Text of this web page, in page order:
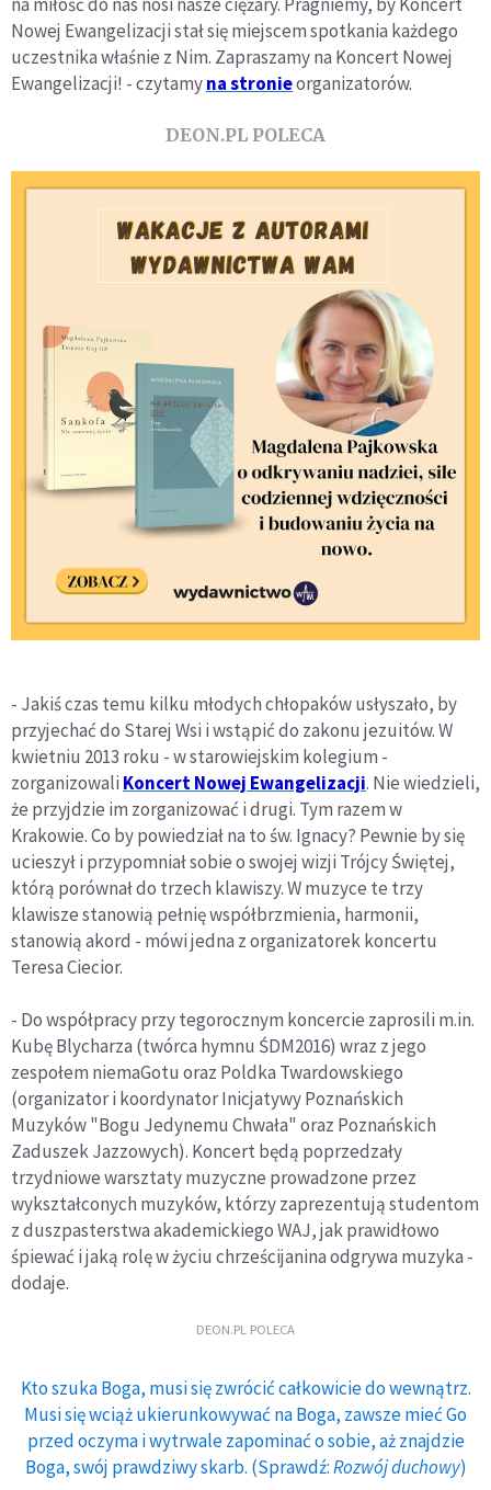
Nowej Ewangelizacji stał się miejscem spotkania każdego
uczestnika właśnie z Nim. Zapraszamy na Koncert Nowej
Ewangelizacji! - czytamyna stronieorganizatorów.
DEON.PL POLECA
- Jakiś czas temu kilku młodych chłopaków usłyszało, by
przyjechać do Starej Wsi i wstąpić do zakonu jezuitów. W
kwietniu 2013 roku - w starowiejskim kolegium -
zorganizowali Koncert Nowej Ewangelizacji. Nie wiedzieli,
że przyjdzie im zorganizować i drugi. Tym razem w
Krakowie. Co by powiedział na to św. Ignacy? Pewnie by się
ucieszył i przypomniał sobie o swojej wizji Trójcy Świętej,
którą porównał do trzech klawiszy. W muzyce te trzy
klawisze stanowią pełnię współbrzmienia, harmonii,
stanowią akord - mówi jedna z organizatorek koncertu
Teresa Ciecior.
- Do współpracy przy tegorocznym koncercie zaprosili m.in.
Kubę Blycharza (twórca hymnu ŚDM2016) wraz z jego
zespołem niemaGotu oraz Poldka Twardowskiego
(organizator i koordynator Inicjatywy Poznańskich
Muzyków "Bogu Jedynemu Chwała" oraz Poznańskich
Zaduszek Jazzowych). Koncert będą poprzedzały
trzydniowe warsztaty muzyczne prowadzone przez
wykształconych muzyków, którzy zaprezentują studentom
z duszpasterstwa akademickiego WAJ, jak prawidłowo
śpiewać i jaką rolę w życiu chrześcijanina odgrywa muzyka -
dodaje.
DEON.PL POLECA
Kto szuka Boga, musi się zwrócić całkowicie do wewnątrz.
Musi się wciąż ukierunkowywać na Boga, zawsze mieć Go
przed oczyma i wytrwale zapominać o sobie, aż znajdzie
Boga, swój prawdziwy skarb. (Sprawdź:Rozwój duchowy)